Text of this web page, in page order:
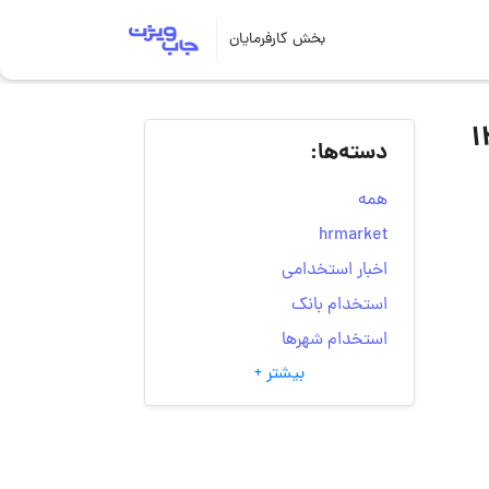
بخش کارفرمایان
– همراه اول | ۱۳ دسته‌ها:
همه
hrmarket
اخبار استخدامی
استخدام بانک
استخدام شهرها
انتخاب مسیر شغلی
به‌روزرسانی‌های سایت
بیشتر +